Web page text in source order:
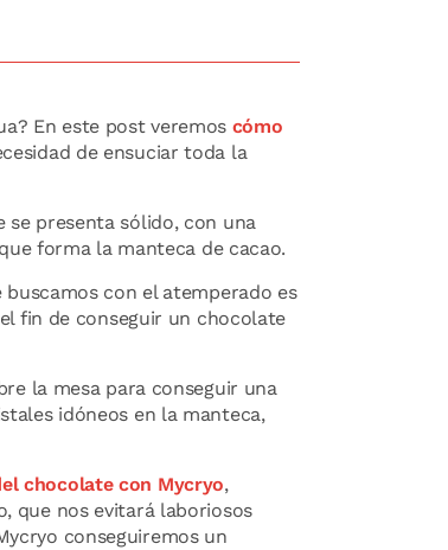
En este post veremos cómo
de ensuciar toda la
presenta sólido, con una
forma la manteca de cacao.
con el atemperado es
fin de conseguir un chocolate
la mesa para conseguir una
idóneos en la manteca,
chocolate con Mycryo,
que nos evitará laboriosos
conseguiremos un